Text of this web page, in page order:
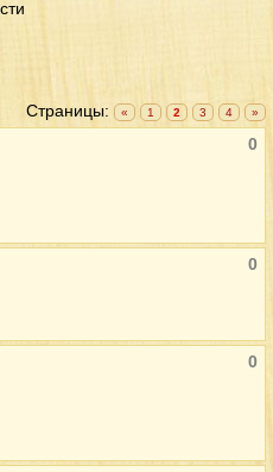
Страницы: « 1 2 3 4 »
0
0
0